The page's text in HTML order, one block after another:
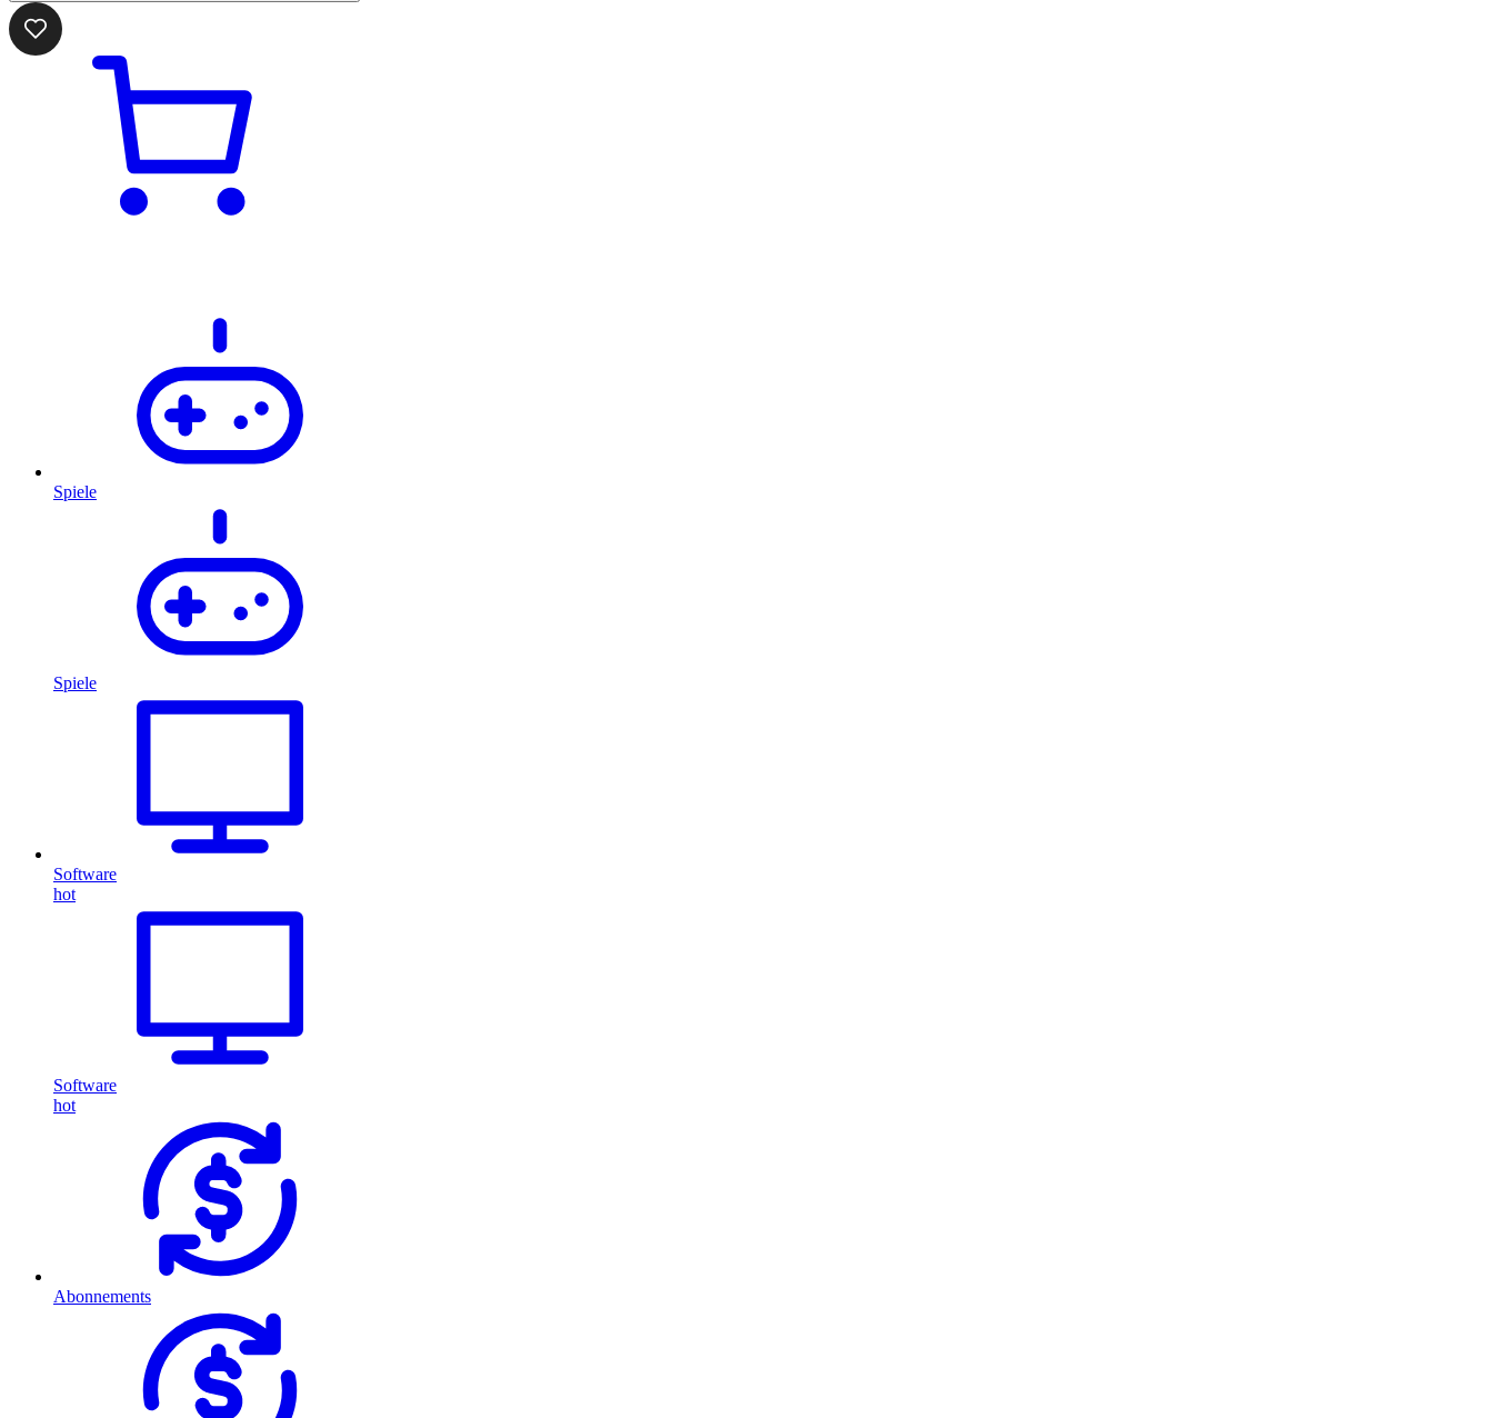
Spiele
Spiele
Software
hot
Software
hot
Abonnements